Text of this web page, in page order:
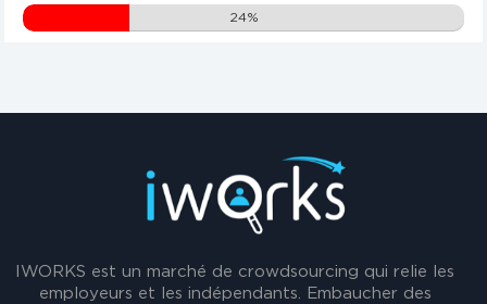
24%
IWORKS est un marché de crowdsourcing qui relie les
employeurs et les indépendants. Embaucher des